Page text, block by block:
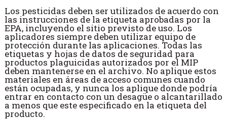
Los pesticidas deben ser utilizados de acuerdo con
las instrucciones de la etiqueta aprobadas por la
EPA, incluyendo el sitio previsto de uso. Los
aplicadores siempre deben utilizar equipo de
protección durante las aplicaciones. Todas las
etiquetas y hojas de datos de seguridad para
productos plaguicidas autorizados por el MIP
deben mantenerse en el archivo. No aplique estos
materiales en áreas de acceso comunes cuando
están ocupadas, y nunca los aplique donde podría
entrar en contacto con un desagüe o alcantarillado
a menos que este especificado en la etiqueta del
producto.